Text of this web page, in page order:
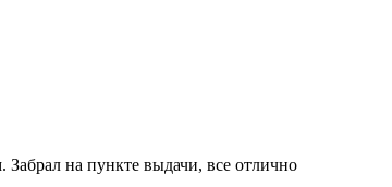
на пункте выдачи, все отлично